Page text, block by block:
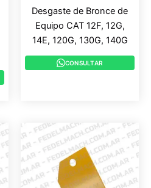
Desgaste de Bronce de
Equipo CAT 12F, 12G,
14E, 120G, 130G, 140G
CONSULTAR